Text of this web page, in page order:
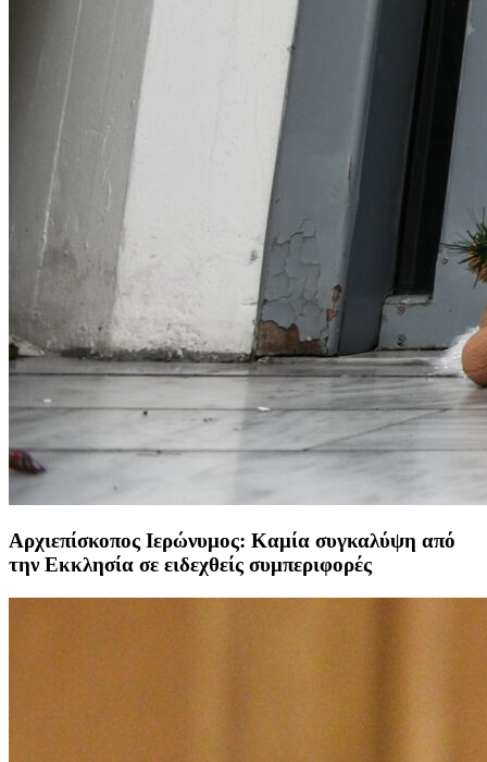
Αρχιεπίσκοπος Ιερώνυμος: Καμία συγκαλύψη από
την Εκκλησία σε ειδεχθείς συμπεριφορές